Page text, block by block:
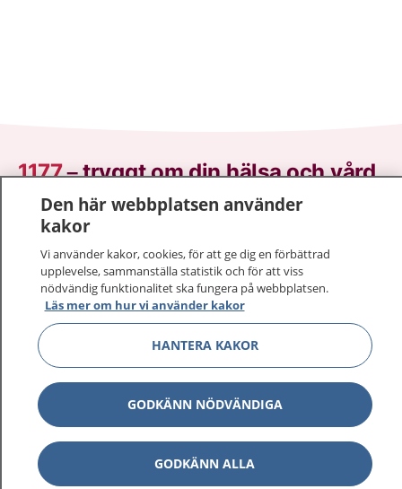
1177–tryggt om din hälsa och vård
På 1177.se får du råd om hälsa och information om
sjukdomar och vilka mottagningar du kan kontakta.
Logga in för att läsa din journal och göra dina
vårdärenden. Ring telefonnummer 1177 för
sjukvårdsrådgivning dygnet runt.
1177 ger dig råd när du vill må bättre.
1177 på flera språk
Visa
Den här webbplatsen använder
kakor
Vi använder kakor, cookies, för att ge dig en förbättrad
upplevelse, sammanställa statistik och för att viss
nödvändig funktionalitet ska fungera på webbplatsen.
Läs mer om hur vi använder kakor
HANTERA KAKOR
GODKÄNN NÖDVÄNDIGA
GODKÄNN ALLA